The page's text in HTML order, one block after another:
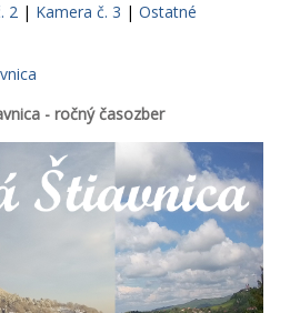
2 | Kamera č. 3 | Ostatné
- ročný časozber